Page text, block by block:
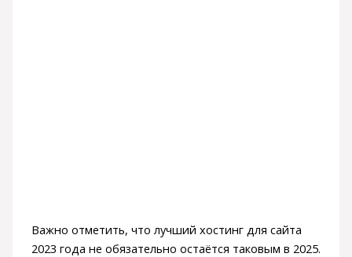
Важно отметить, что лучший хостинг для сайта
2023 года не обязательно остаётся таковым в 2025.